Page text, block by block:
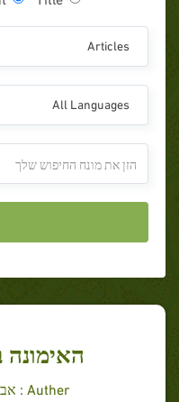
Articles
All Languages
Auther : אבו אל אעלא אלמוודודי